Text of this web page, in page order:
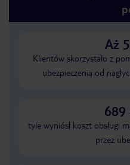
Aż
Klientów skorzystało z
ubezpieczenia od
689
tyle wyniósł koszt obsługi
przez